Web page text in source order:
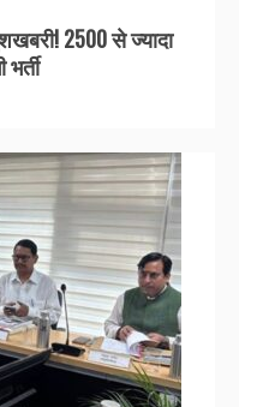
2500 से ज्यादा